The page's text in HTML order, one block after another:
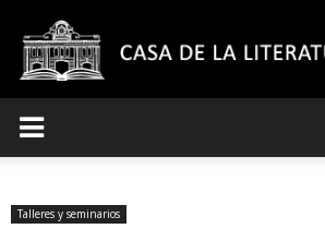
Talleres y seminarios